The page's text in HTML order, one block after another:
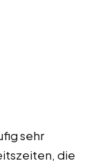
sehr
die